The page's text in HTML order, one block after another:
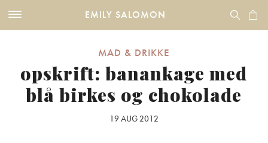
EMILY SALOMON
MAD & DRIKKE
opskrift: banankage med
blå birkes og chokolade
19 AUG 2012